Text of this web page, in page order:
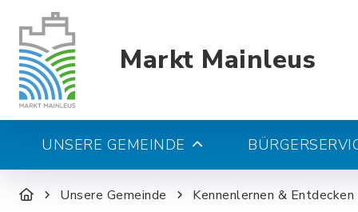
Markt Mainleus
UNSERE GEMEINDE
Unsere Gemeinde Kennenlernen & Entdecken